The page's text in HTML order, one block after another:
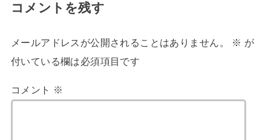
コメントを残す
メールアドレスが公開されることはありません。 ※ が
付いている欄は必須項目です
コメント ※